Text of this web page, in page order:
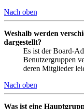
Nach oben
Weshalb werden
dargestellt?
Es ist der Board-
Benutzergruppen
deren Mitglieder
Nach oben
Was ist eine